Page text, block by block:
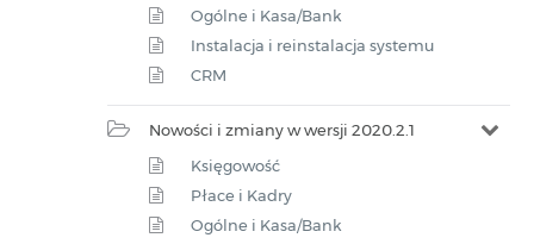
Ogólne i Kasa/Bank
Instalacja i reinstalacja systemu
CRM
Nowości i zmiany w wersji 2020.2.1
Księgowość
Płace i Kadry
Ogólne i Kasa/Bank